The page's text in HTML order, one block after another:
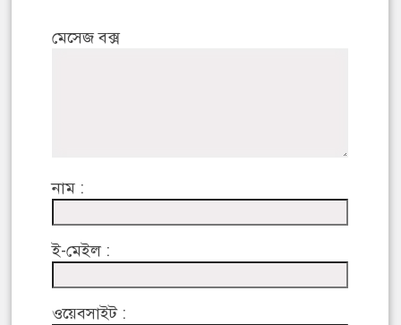
মেসেজ বক্স
নাম :
ই-মেইল :
ওয়েবসাইট :